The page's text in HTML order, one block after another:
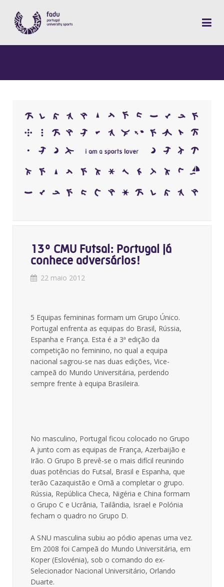
13º CMU Futsal: Portugal já
conhece adversários!
22 maio 2012
5 Equipas femininas formam um Grupo Único.
Portugal enfrenta as equipas do Brasil, Rússia,
Espanha e França. Esta é a 3ª edição da
competição no feminino, no qual a equipa
nacional sagrou-se nas duas edições, Vice-
campeã do Mundo Universitária, perdendo
sempre frente à equipa Brasileira.
No masculino, Portugal ficou colocado no Grupo
A junto com as equipas de França, Azerbaijão e
Irão. O Grupo B prevê-se o mais difícil reunindo
duas potências do Futsal, Brasil e Espanha, que
terão Cazaquistão e Omã a completar o grupo.
Rússia, República Checa, Nigéria e China formam
o Grupo C e Ucrânia, Tailândia, Israel e Polónia
fecham o quadro no Grupo D.
A SNU masculina subiu ao pódio apenas uma vez.
Em 2008 foi Campeã do Mundo Universitária, em
Koper (Eslovénia), sob o comando do ex-
Selecionador Nacional Universitário, Orlando
Duarte.